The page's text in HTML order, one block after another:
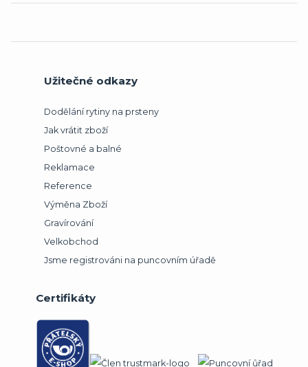
Užitečné odkazy
Dodělání rytiny na prsteny
Jak vrátit zboží
Poštovné a balné
Reklamace
Reference
Výměna Zboží
Gravírování
Velkobchod
Jsme registrováni na puncovním úřadě
Certifikáty